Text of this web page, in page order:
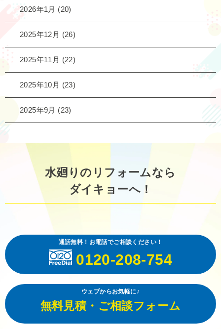
2026年1月 (20)
2025年12月 (26)
2025年11月 (22)
2025年10月 (23)
2025年9月 (23)
水廻りのリフォームなら
ダイキョーへ！
通話無料！お電話でご相談ください！
0120-208-754
ウェブからお気軽に♪
無料見積・ご相談フォーム